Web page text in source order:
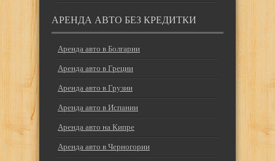
АРЕНДА АВТО БЕЗ КРЕДИТКИ
Аренда авто в Болгарии
Аренда авто в Греции
Аренда авто в Грузии
Аренда авто в Испании
Аренда авто на Кипре
Аренда авто в Черногории